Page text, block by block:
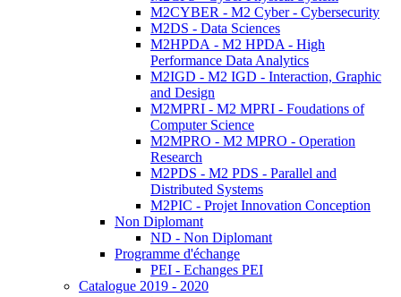
M2CYBER - M2 Cyber - Cybersecurity
M2DS - Data Sciences
M2HPDA - M2 HPDA - High
Performance Data Analytics
M2IGD - M2 IGD - Interaction, Graphic
and Design
M2MPRI - M2 MPRI - Foudations of
Computer Science
M2MPRO - M2 MPRO - Operation
Research
M2PDS - M2 PDS - Parallel and
Distributed Systems
M2PIC - Projet Innovation Conception
Non Diplomant
ND - Non Diplomant
Programme d'échange
PEI - Echanges PEI
Catalogue 2019 - 2020